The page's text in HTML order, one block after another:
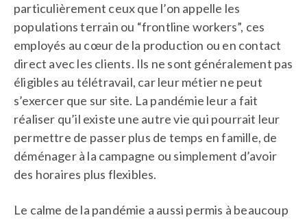
particulièrement ceux que l’on appelle les
populations terrain ou “frontline workers”, ces
employés au cœur de la production ou en contact
direct avec les clients. Ils ne sont généralement pas
éligibles au télétravail, car leur métier ne peut
s’exercer que sur site. La pandémie leur a fait
réaliser qu’il existe une autre vie qui pourrait leur
permettre de passer plus de temps en famille, de
déménager à la campagne ou simplement d’avoir
des horaires plus flexibles.
Le calme de la pandémie a aussi permis à beaucoup